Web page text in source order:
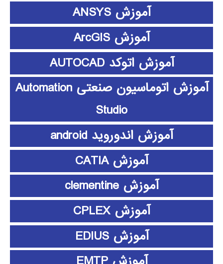
آموزش ANSYS
آموزش ArcGIS
آموزش اتوکد AUTOCAD
آموزش اتوماسیون صنعتی Automation
Studio
آموزش اندوروید android
آموزش CATIA
آموزش clementine
آموزش CPLEX
آموزش EDIUS